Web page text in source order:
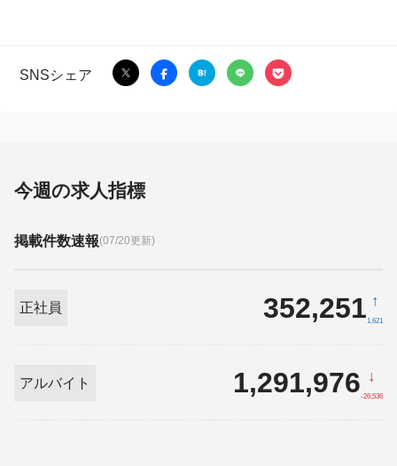
SNSシェア
今週の求人指標
掲載件数速報(07/20更新)
正社員 352,251 ↑
1,621
アルバイト 1,291,976 ↓
-26,536